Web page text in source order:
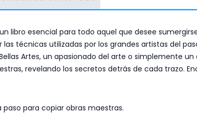
libro esencial para todo aquel que desee
técnicas utilizadas por los grandes artistas del
Artes, un apasionado del arte o simplemente
revelando los secretos detrás de cada trazo.
paso para copiar obras maestras.